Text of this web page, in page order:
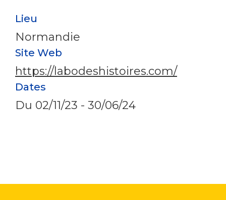
Lieu
Normandie
Site Web
https://labodeshistoires.com/
Dates
Du 02/11/23 - 30/06/24